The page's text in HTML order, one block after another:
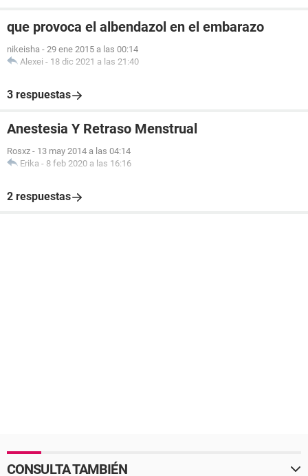
que provoca el albendazol en el embarazo
nikeisha - 29 ene 2015 a las 00:14
Alexei - 18 dic 2021 a las 21:40
3 respuestas
Anestesia Y Retraso Menstrual
Rosxz - 13 may 2014 a las 04:14
Erika - 8 feb 2020 a las 16:16
2 respuestas
CONSULTA TAMBIÉN